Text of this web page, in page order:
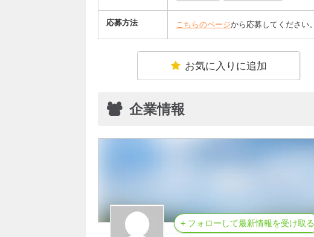
応募方法 こちらのページから応募してください。
お気に入りに追加
企業情報
+ フォローして最新情報を受け取る